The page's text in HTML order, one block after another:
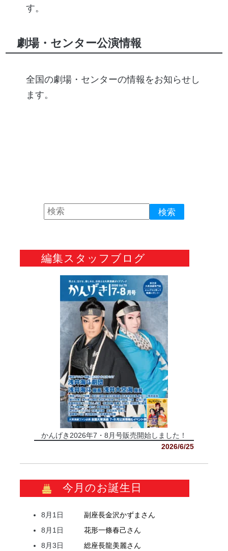
す。
劇場・センター公演情報
全国の劇場・センターの情報をお知らせし
ます。
編集スタッフブログ
かんげき2026年7・8月号販売開始しました！
2026/6/25
今月のお誕生日
8月1日 副座長金沢かずま さん
8月1日
花形一條春己さん
8月3日
総座長龍美麗さん